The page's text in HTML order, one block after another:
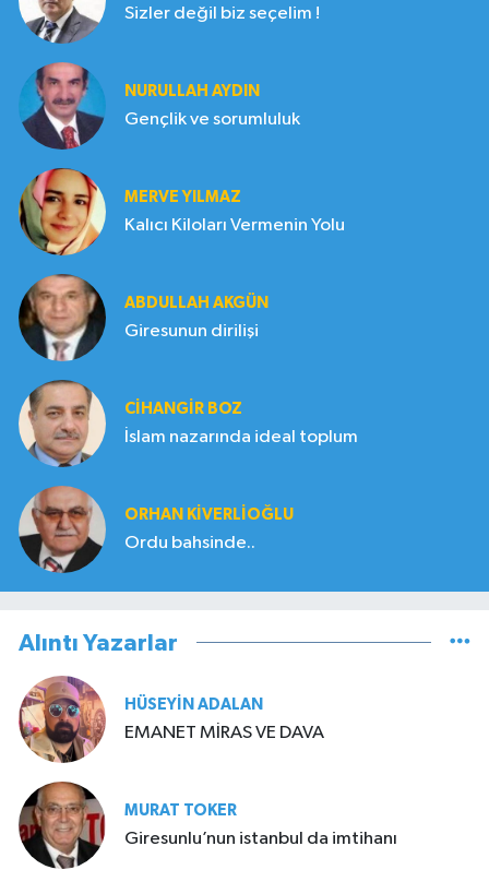
Sizler değil biz seçelim !
NURULLAH AYDIN
Gençlik ve sorumluluk
MERVE YILMAZ
Kalıcı Kiloları Vermenin Yolu
ABDULLAH AKGÜN
Giresunun dirilişi
CIHANGIR BOZ
İslam nazarında ideal toplum
ORHAN KIVERLIOĞLU
Ordu bahsinde..
Alıntı Yazarlar
HÜSEYIN ADALAN
EMANET MİRAS VE DAVA
MURAT TOKER
Giresunlu’nun istanbul da imtihanı